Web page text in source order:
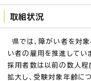
取組状況
県では、障がい者を対
い者の雇用を推進してい
採用者数は以前の数人程
拡大し、受験対象年齢に